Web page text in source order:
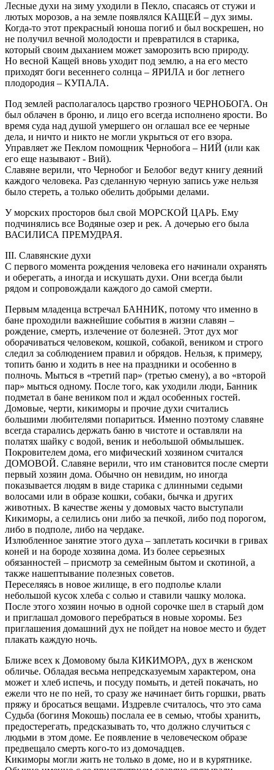
Лесные духи на зиму уходили в Пекло, спасаясь от стужи и
лютых морозов, а на земле появлялся КАЩЕЙ – дух зимы.
Когда-то этот прекрасный юноша погиб и был воскрешен, но
не получил вечной молодости и превратился в старика,
который своим дыханием может заморозить всю природу.
Но весной Кащей вновь уходит под землю, а на его место
приходят боги весеннего солнца – ЯРИЛА и бог летнего
плодородия – КУПАЛА.
Под землей располагалось царство грозного ЧЕРНОБОГА. Он
был облачен в броню, и лицо его всегда исполнено ярости. Во
время суда над душой умершего он оглашал все ее черные
дела, и ничто и никто не могли укрыться от его взора.
Управляет же Пеклом помощник Чернобога – НИЙ (или как
его еще называют - Вий).
Славяне верили, что Чернобог и Белобог ведут книгу деяний
каждого человека. Раз сделанную черную запись уже нельзя
было стереть, а только обелить добрыми делами.
У морских просторов был свой МОРСКОЙ ЦАРЬ. Ему
подчинялись все Водяные озер и рек. А дочерью его была
ВАСИЛИСА ПРЕМУДРАЯ.
III. Славянские духи
С первого момента рождения человека его начинали охранять
и оберегать, а иногда и искушать духи. Они всегда были
рядом и сопровождали каждого до самой смерти.
Первым младенца встречал БАННИК, потому что именно в
бане проходили важнейшие события в жизни славян –
рождение, смерть, излечение от болезней. Этот дух мог
оборачиваться человеком, кошкой, собакой, веником и строго
следил за соблюдением правил и обрядов. Нельзя, к примеру,
топить баню и ходить в нее на праздники и особенно в
полночь. Мыться в «третий пар» (третью смену), а во «второй
пар» мыться одному. После того, как уходили люди, Банник
подметал в бане веником пол и ждал особенных гостей.
Домовые, черти, кикиморы и прочие духи считались
большими любителями попариться. Именно поэтому славяне
всегда старались держать баню в чистоте и оставляли на
полатях шайку с водой, веник и небольшой обмылышек.
Покровителем дома, его мифический хозяином считался
ДОМОВОЙ. Славяне верили, что им становится после смерти
первый хозяин дома. Обычно он невидим, но иногда
показывается людям в виде старика с длинными седыми
волосами или в образе кошки, собаки, бычка и других
животных. В качестве жены у домовых часто выступали
Кикиморы, а селились они либо за печкой, либо под порогом,
либо в подполе, либо на чердаке.
Излюбленное занятие этого духа – заплетать косички в гривах
коней и на бороде хозяина дома. Из более серьезных
обязанностей – присмотр за семейным бытом и скотиной, а
также нашептывание полезных советов.
Переселяясь в новое жилище, в его подполье клали
небольшой кусок хлеба с солью и ставили чашку молока.
После этого хозяин ночью в одной сорочке шел в старый дом
и приглашал домового перебраться в новые хоромы. Без
приглашения домашний дух не пойдет на новое место и будет
плакать каждую ночь.
Ближе всех к Домовому была КИКИМОРА, дух в женском
обличье. Обладая весьма непредсказуемым характером, она
может и хлеб испечь, и посуду помыть, и детей покачать, но
ежели что не по ней, то сразу же начинает бить горшки, рвать
пряжу и бросаться вещами. Издревле считалось, что это сама
Судьба (богиня Мокошь) послала ее в семью, чтобы хранить,
предостерегать, предсказывать то, что должно случиться с
людьми в этом доме. Ее появление в человеческом образе
предвещало смерть кого-то из домочадцев.
Кикиморы могли жить не только в доме, но и в курятнике.